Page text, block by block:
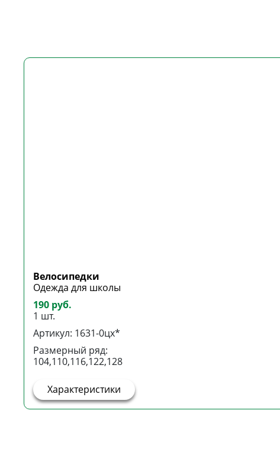
Велосипедки
Одежда для школы
190 руб.
1 шт.
Артикул: 1631-0цх*
Размерный ряд:
104,110,116,122,128
Характеристики